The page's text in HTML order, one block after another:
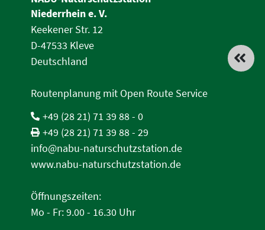
Niederrhein e. V.
Keekener Str. 12
D-47533 Kleve
Deutschland
Routenplanung mit Open Route Service
+49 (28 21) 71 39 88 - 0
+49 (28 21) 71 39 88 - 29
info@nabu-naturschutzstation.de
www.nabu-naturschutzstation.de
Öffnungszeiten:
Mo - Fr: 9.00 - 16.30 Uhr